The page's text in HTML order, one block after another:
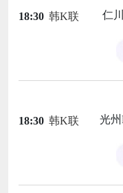
18:30 韩K联 仁
18:30 韩K联 光州